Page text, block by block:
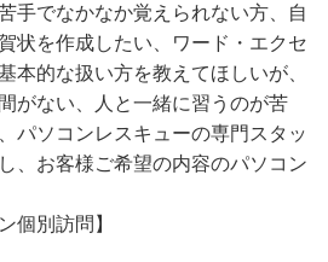
手でなかなか覚えられない方、自
状を作成したい、ワード・エクセ
本的な扱い方を教えてほしいが、
がない、人と一緒に習うのが苦
パソコンレスキューの専門スタッ
、お客様ご希望の内容のパソコン
個別訪問】